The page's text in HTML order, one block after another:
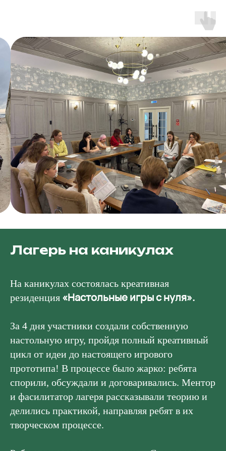
Лагерь на каникулах
На каникулах состоялась креативная
резиденция «Настольные игры с нуля».
За 4 дня участники создали собственную
настольную игру, пройдя полный креативный
цикл от идеи до настоящего игрового
прототипа! В процессе было жарко: ребята
спорили, обсуждали и договаривались. Ментор
и фасилитатор лагеря рассказывали теорию и
делились практикой, направляя ребят в их
творческом процессе.